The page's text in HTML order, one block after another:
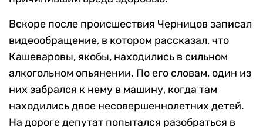
Вскоре после происшествия Черницов записал
видеообращение, в котором рассказал, что
Кашеваровы, якобы, находились в сильном
алкогольном опьянении. По его словам, один из
них забрался к нему в машину, когда там
находились двое несовершеннолетних детей.
На дороге депутат попытался разобраться в